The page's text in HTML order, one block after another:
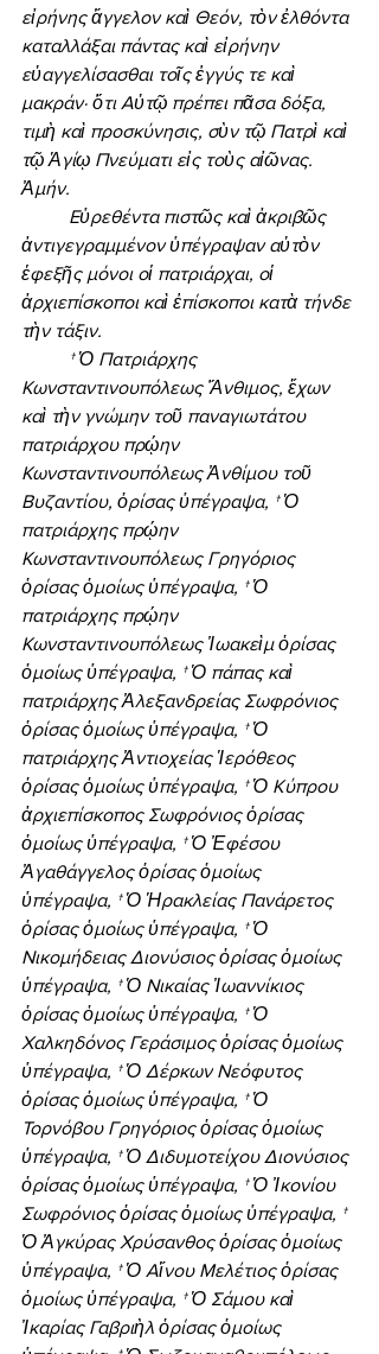
εἰρήνης ἄγγελον καὶ Θεόν, τὸν ἐλθόντα
καταλλάξαι πάντας καὶ εἰρήνην
εὐαγγελίσασθαι τοῖς ἐγγύς τε καὶ
μακράν· ὅτι Αὐτῷ πρέπει πᾶσα δόξα,
τιμὴ καὶ προσκύνησις, σὺν τῷ Πατρὶ καὶ
τῷ Ἁγίῳ Πνεύματι εἰς τοὺς αἰῶνας.
Ἀμήν.
ἀντιγεγραμμένον ὑπέγραψαν αὐτὸν
ἑφεξῆς μόνοι οἱ πατριάρχαι, οἱ
ἀρχιεπίσκοποι καὶ ἐπίσκοποι κατὰ τήνδε
τὴν τάξιν.
† Ὁ Πατριάρχης
Κωνσταντινουπόλεως Ἄνθιμος, ἔχων
καὶ τὴν γνώμην τοῦ παναγιωτάτου
πατριάρχου πρῴην
Κωνσταντινουπόλεως Ἀνθίμου τοῦ
Βυζαντίου, ὁρίσας ὑπέγραψα, † Ὁ
πατριάρχης πρῴην
Κωνσταντινουπόλεως Γρηγόριος
ὁρίσας ὁμοίως ὑπέγραψα, † Ὁ
πατριάρχης πρῴην
Κωνσταντινουπόλεως Ἰωακεὶμ ὁρίσας
ὁμοίως ὑπέγραψα, † Ὁ πάπας καὶ
πατριάρχης Ἀλεξανδρείας Σωφρόνιος
ὁρίσας ὁμοίως ὑπέγραψα, † Ὁ
πατριάρχης Ἀντιοχείας Ἱερόθεος
ὁρίσας ὁμοίως ὑπέγραψα, † Ὁ Κύπρου
ἀρχιεπίσκοπος Σωφρόνιος ὁρίσας
ὁμοίως ὑπέγραψα, † Ὁ Ἐφέσου
Ἀγαθάγγελος ὁρίσας ὁμοίως
ὑπέγραψα, † Ὁ Ἡρακλείας Πανάρετος
ὁρίσας ὁμοίως ὑπέγραψα, † Ὁ
Νικομήδειας Διονύσιος ὁρίσας ὁμοίως
ὑπέγραψα, † Ὁ Νικαίας Ἰωαννίκιος
ὁρίσας ὁμοίως ὑπέγραψα, † Ὁ
Χαλκηδόνος Γεράσιμος ὁρίσας ὁμοίως
ὑπέγραψα, † Ὁ Δέρκων Νεόφυτος
ὁρίσας ὁμοίως ὑπέγραψα, † Ὁ
Τορνόβου Γρηγόριος ὁρίσας ὁμοίως
ὑπέγραψα, † Ὁ Διδυμοτείχου Διονύσιος
ὁρίσας ὁμοίως ὑπέγραψα, † Ὁ Ἰκονίου
Σωφρόνιος ὁρίσας ὁμοίως ὑπέγραψα, †
Ὁ Ἀγκύρας Χρύσανθος ὁρίσας ὁμοίως
ὑπέγραψα, † Ὁ Αἴνου Μελέτιος ὁρίσας
ὁμοίως ὑπέγραψα, † Ὁ Σάμου καὶ
Ἰκαρίας Γαβριὴλ ὁρίσας ὁμοίως